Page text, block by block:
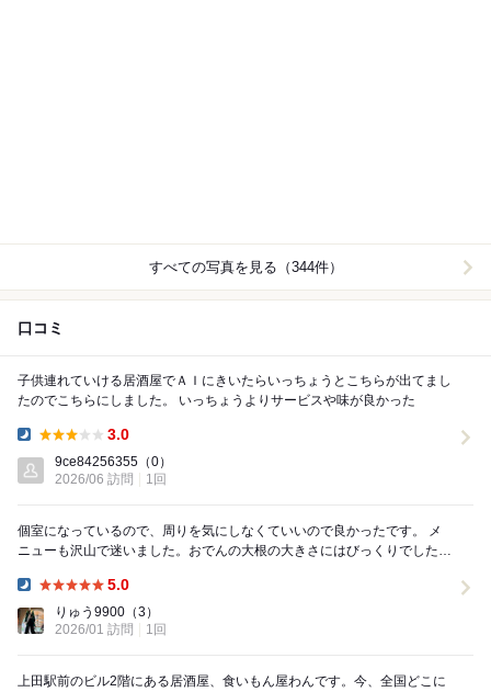
すべての写真を見る（344件）
口コミ
子供連れていける居酒屋でＡＩにきいたらいっちょうとこちらが出てまし
たのでこちらにしました。 いっちょうよりサービスや味が良かった
3.0
9ce84256355 （0）
2026/06 訪問
1回
個室になっているので、周りを気にしなくていいので良かったです。 メ
ニューも沢山で迷いました。おでんの大根の大きさにはびっくりでした
5.0
りゅう9900 （3）
2026/01 訪問
1回
上田駅前のビル2階にある居酒屋、食いもん屋わんです。今、全国どこに